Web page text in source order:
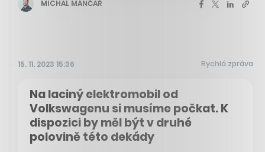
MICHAL MANČAŘ
15. 11. 2023 15:36 Rychlá zpráva
Na laciný elektromobil od
Volkswagenu si musíme počkat. K
dispozici by měl být v druhé
polovině této dekády